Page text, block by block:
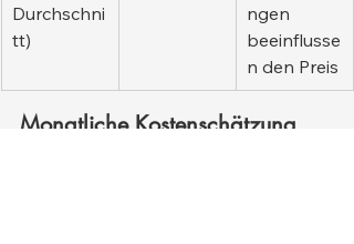
Durchschni
tt)
ngen
beeinflusse
n den Preis
Monatliche Kostenschätzung